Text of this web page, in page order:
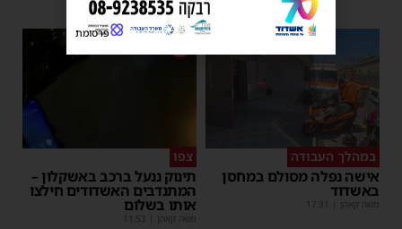
במהלך העבודה
אישה נפלה מסולם במחסן
באשדוד
משה קאהן 17:31
1
צפו
תינוק ננעל ברכב באשקלון –
המתנדבים האשדודים חילצו
אותו בשלום
משה קאהן 11:53
פרסומת